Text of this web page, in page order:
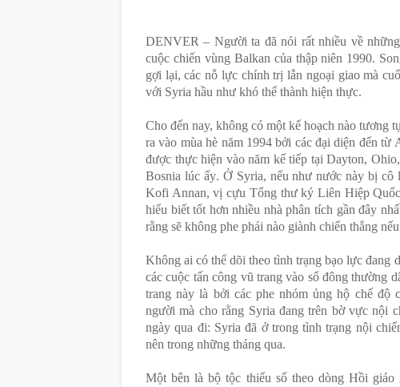
DENVER – Người ta đã nói rất nhiều về
cuộc chiến vùng Balkan của thập niên 1990.
gợi lại,các nỗ lực chính trịlẫn ngoại giao mà
với Syria hầu như khó thể thành hiện thực.
Cho đến nay, không có một kế hoạch nào tương
ra vào mùa hè năm 1994 bởi các đại diện đến từ
được thực hiện vào năm kế tiếp tại Dayton,
Bosnia lúc ấy. Ở Syria, nếunhư nước nàybịcô
Kofi Annan, vị cựu Tổng thư ký Liên Hiệp
hiểu biết tốt hơn nhiều nhà phân tích gần đây
rằng sẽ không phe phái nào giành chiến thắng
Không ai có thểdõi theo tình trạng bạo lực đang
các cuộc tấn công vũ trang vào số đôngthường
trang này là bởi các phenhóm ủng hộ chế độ
người mà chorằng Syria đang trên bờ vực nội
ngày qua đi: Syria đã ở trong tình trạng nội
nên trong những tháng qua.
Một bênlà bộ tộc thiểu số theo dòng Hồi giáo